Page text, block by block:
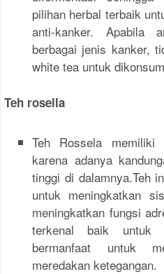
pilihan herbal terbaik
anti-kanker. Apabila
berbagai jenis kanker,
white tea untuk
Teh rosella
Teh Rossela memiliki
karena adanya
tinggi di dalamnya.Teh
untuk meningkatkan
meningkatkan fungsi
terkenal baik
bermanfaat untuk
meredakan ketegangan.